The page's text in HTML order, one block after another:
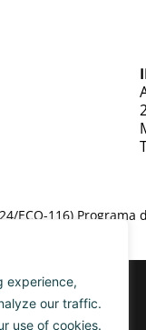
experience,
our traffic.
use of cookies.
ECO-116)